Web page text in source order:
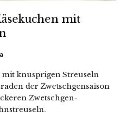
mit
mit knusprigen Streuseln
der Zwetschgensaison
Zwetschgen-